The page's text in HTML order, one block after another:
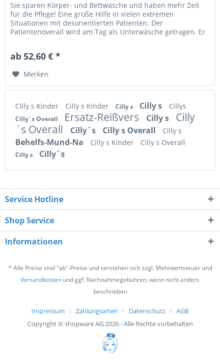
Sie sparen Körper- und Bettwäsche und haben mehr Zeit
für die Pflege! Eine große Hilfe in vielen extremen
Situationen mit desorientierten Patienten. Der
Patientenoverall wird am Tag als Unterwäsche getragen. Er
ab 52,60 € *
Merken
Cilly s Kinder Cilly s Kinder Cilly s Cilly s Cillys
Cilly´s Overall Ersatz-Reißvers Cilly s
Cilly
´s Overall
Cilly´s Cilly s Overall Cilly s
Behelfs-Mund-Na Cilly s Kinder Cilly s Overall
Cilly s Cilly´s
Service Hotline
Shop Service
Informationen
* Alle Preise sind "ab"-Preise und verstehen sich zzgl. Mehrwertsteuer und
Versandkosten und ggf. Nachnahmegebühren, wenn nicht anders
beschrieben
Impressum Zahlungsarten Datenschutz
AGB
Copyright © shopware AG 2026 - Alle Rechte vorbehalten